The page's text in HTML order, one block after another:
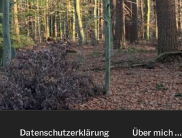
Datenschutzerklärung Über mich …